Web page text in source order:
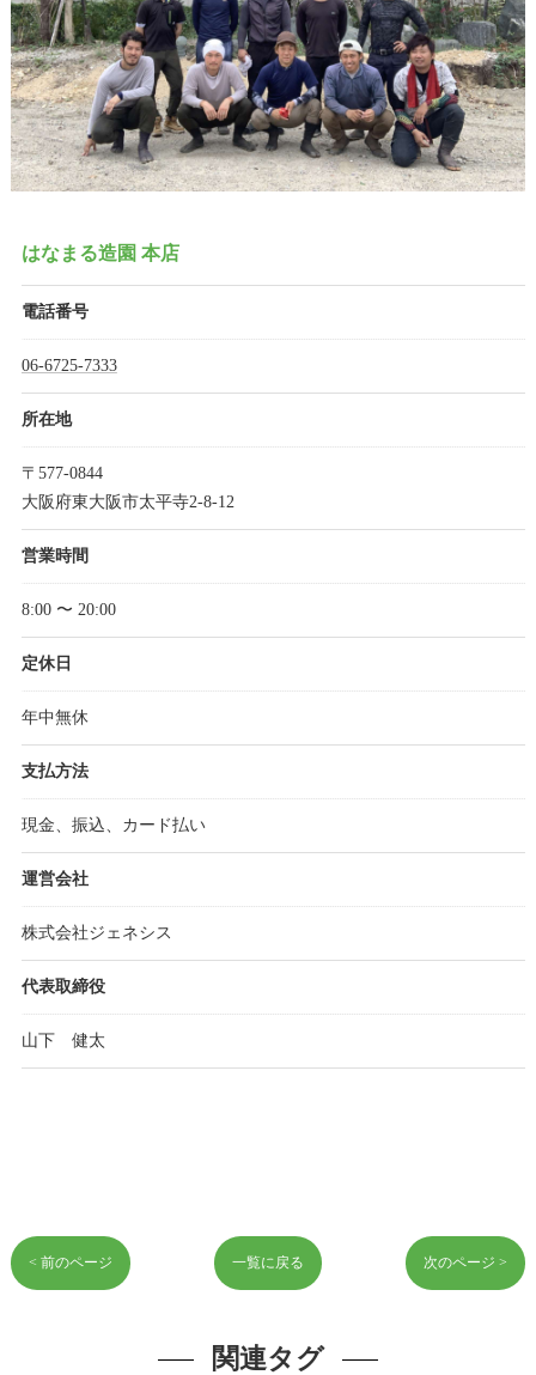
はなまる造園 本店
電話番号
06-6725-7333
所在地
〒577-0844
大阪府東大阪市太平寺2-8-12
営業時間
8:00 〜 20:00
定休日
年中無休
支払方法
現金、振込、カード払い
運営会社
株式会社ジェネシス
代表取締役
山下 健太
< 前のページ 一覧に戻る 次のページ >
関連タグ